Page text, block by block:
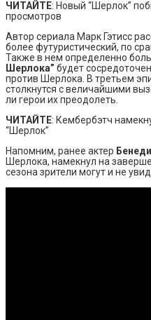
ЧИТАЙТЕ: Новый “Шерлок”
просмотров
Автор сериала Марк Гэтисс
более футуристический, по
Также в нем определенно
Шерлока” будет
против Шерлока. В третьем
столкнутся с величайшими
ли герои их преодолеть.
ЧИТАЙТЕ: Кембербэтч
“Шерлок”
Напомним, ранее актер
Шерлока, намекнул на
сезона зрители могут и не